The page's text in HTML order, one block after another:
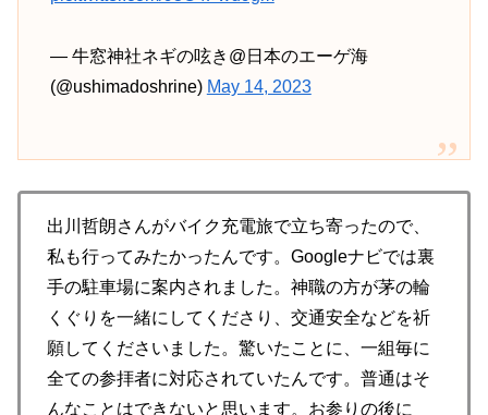
— 牛窓神社ネギの呟き@日本のエーゲ海
(@ushimadoshrine) May 14, 2023
出川哲朗さんがバイク充電旅で立ち寄ったので、
私も行ってみたかったんです。Googleナビでは裏
手の駐車場に案内されました。神職の方が茅の輪
くぐりを一緒にしてくださり、交通安全などを祈
願してくださいました。驚いたことに、一組毎に
全ての参拝者に対応されていたんです。普通はそ
んなことはできないと思います。お参りの後に